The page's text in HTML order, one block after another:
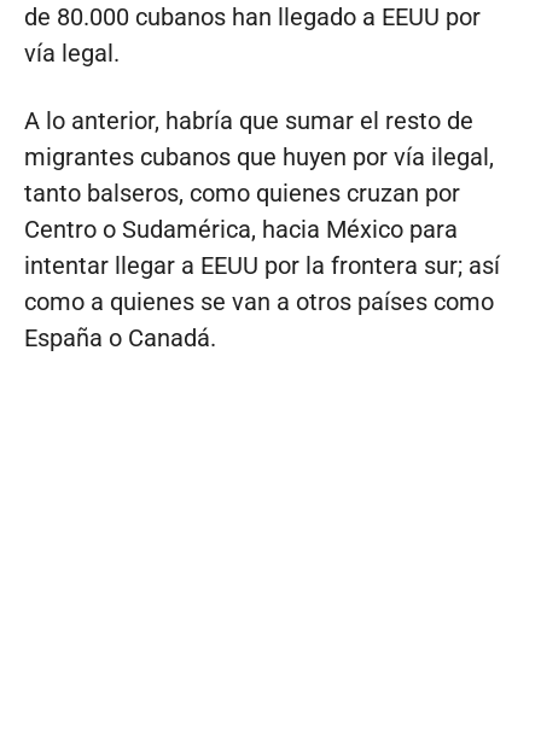
de 80.000 cubanos han llegado a EEUU por
vía legal.
A lo anterior, habría que sumar el resto de
migrantes cubanos que huyen por vía ilegal,
tanto balseros, como quienes cruzan por
Centro o Sudamérica, hacia México para
intentar llegar a EEUU por la frontera sur; así
como a quienes se van a otros países como
España o Canadá.